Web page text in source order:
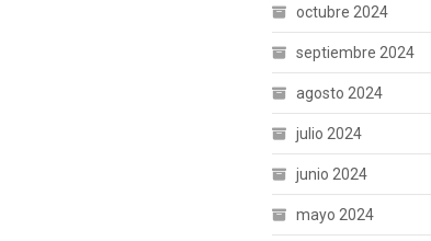
octubre 2024
septiembre 2024
agosto 2024
julio 2024
junio 2024
mayo 2024